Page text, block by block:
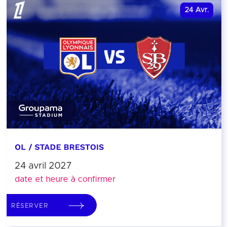
24 Avr.
OL / STADE BRESTOIS
24 avril 2027
date et heure à confirmer
RÉSERVER